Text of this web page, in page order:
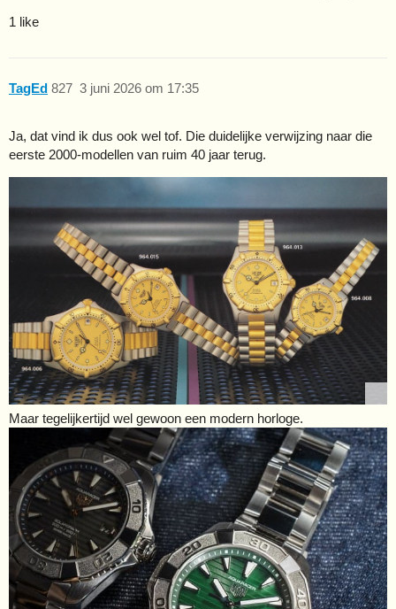
1 like
TagEd 3 juni 2026 om 17:35
827
Ja, dat vind ik dus ook wel tof. Die duidelijke verwijzing naar die
eerste 2000-modellen van ruim 40 jaar terug.
Maar tegelijkertijd wel gewoon een modern horloge.